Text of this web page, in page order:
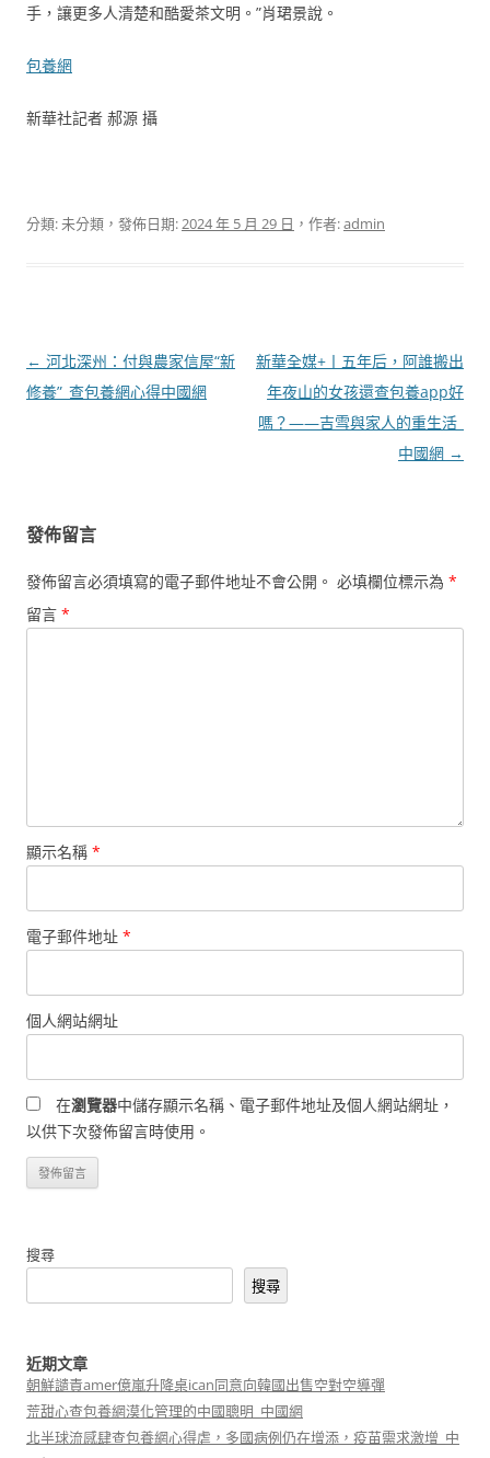
手，讓更多人清楚和酷愛茶文明。”肖珺景說。
包養網
新華社記者 郝源 攝
分類: 未分類，發佈日期:2024 年 5 月 29 日 ，作者:admin
文
章
← 河北深州：付與農家信屋“新
修養”_查包養網心得中國網
新華全媒+丨五年后，阿誰搬出
年夜山的女孩還查包養app好
嗎？——吉雪與家人的重生活_
中國網 →
發佈留言
發佈留言必須填寫的電子郵件地址不會公開。 必填欄位標示為 *
留言 *
顯示名稱 *
電子郵件地址 *
個人網站網址
在瀏覽器中儲存顯示名稱、電子郵件地址及個人網站網址，
以供下次發佈留言時使用。
搜尋
搜尋
近期文章
朝鮮譴責amer億嵐升降桌ican同意向韓國出售空對空導彈
荒甜心查包養網漠化管理的中國聰明_中國網
北半球流感肆查包養網心得虐，多國病例仍在增添，疫苗需求激增_中